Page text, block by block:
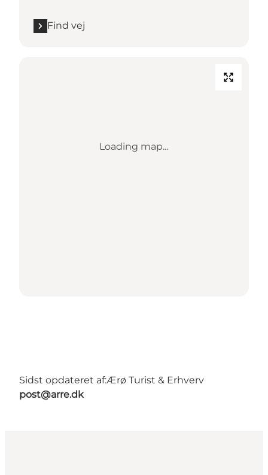
Find vej
Loading map...
Sidst opdateret af:Ærø Turist & Erhverv
post@arre.dk